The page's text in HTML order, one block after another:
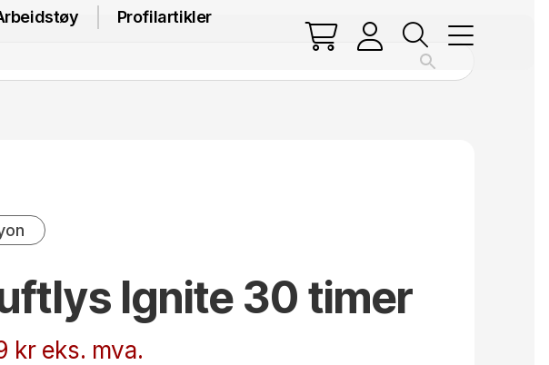
Profilartikler
Ignite 30 timer
kr eks. mva.